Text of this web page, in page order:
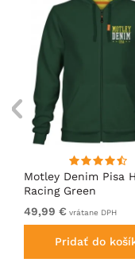
Motley Denim Pisa
Racing Green
49,99 € vrátane DPH
Pridať do